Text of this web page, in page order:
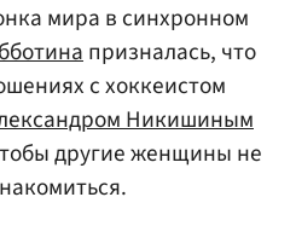
мира в синхронном
призналась, что
с хоккеистом
Никишиным
другие женщины не